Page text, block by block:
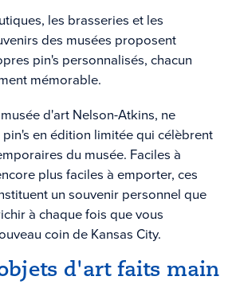
les brasseries et les
des musées proposent
pin's personnalisés, chacun
mémorable.
d'art Nelson-Atkins, ne
en édition limitée qui célèbrent
du musée. Faciles à
plus faciles à emporter, ces
un souvenir personnel que
à chaque fois que vous
coin de Kansas City.
d'art faits main